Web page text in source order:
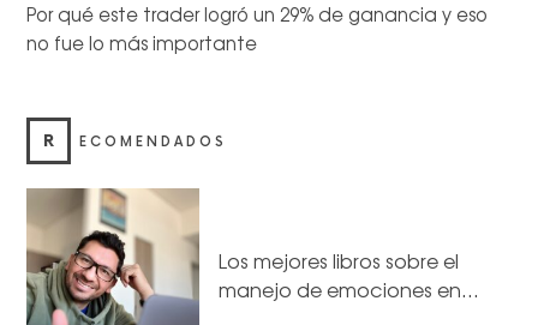
Por qué este trader logró un 29% de ganancia y eso
no fue lo más importante
R ECOMENDADOS
Los mejores libros sobre el
manejo de emociones en…